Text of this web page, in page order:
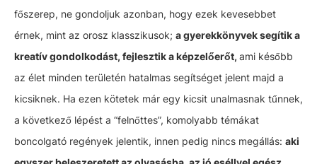
főszerep, ne gondoljuk azonban, hogy ezek kevesebbet
érnek, mint az orosz klasszikusok; a gyerekkönyvek segítik a
kreatív gondolkodást, fejlesztik a képzelőerőt, ami később
az élet minden területén hatalmas segítséget jelent majd a
kicsiknek. Ha ezen kötetek már egy kicsit unalmasnak tűnnek,
a következő lépést a “felnőttes”, komolyabb témákat
boncolgató regények jelentik, innen pedig nincs megállás: aki